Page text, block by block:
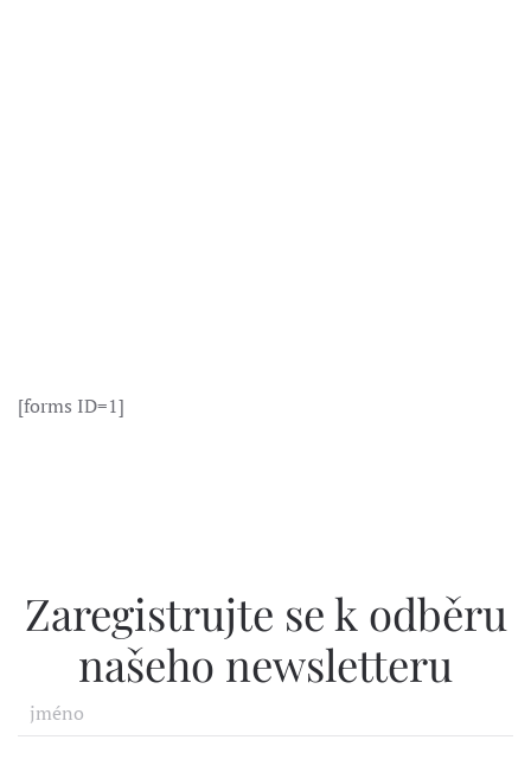
[forms ID=1]
Zaregistrujte se k odběru
našeho newsletteru